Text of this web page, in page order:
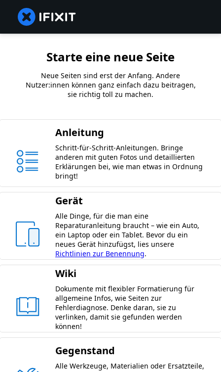
Starte eine neue Seite
Neue Seiten sind erst der Anfang. Andere
Nutzer:innen können ganz einfach dazu beitragen,
sie richtig toll zu machen.
Anleitung
Schritt-für-Schritt-Anleitungen. Bringe
anderen mit guten Fotos und detaillierten
Erklärungen bei, wie man etwas in Ordnung
bringt!
Gerät
Alle Dinge, für die man eine
Reparaturanleitung braucht – wie ein Auto,
ein Laptop oder ein Tablet. Bevor du ein
neues Gerät hinzufügst, lies unsere
Richtlinien zur Benennung.
Wiki
Dokumente mit flexibler Formatierung für
allgemeine Infos, wie Seiten zur
Fehlerdiagnose. Denke daran, sie zu
verlinken, damit sie gefunden werden
können!
Gegenstand
Alle Werkzeuge, Materialien oder Ersatzteile,